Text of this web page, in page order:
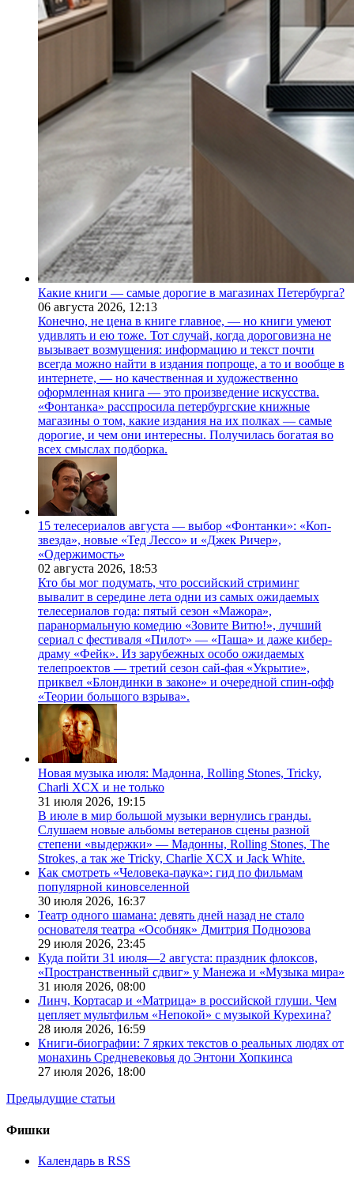
Какие книги — самые дорогие в магазинах Петербурга?
06 августа 2026, 12:13
Конечно, не цена в книге главное, — но книги умеют
удивлять и ею тоже. Тот случай, когда дороговизна не
вызывает возмущения: информацию и текст почти
всегда можно найти в издания попроще, а то и вообще в
интернете, — но качественная и художественно
оформленная книга — это произведение искусства.
«Фонтанка» расспросила петербургские книжные
магазины о том, какие издания на их полках — самые
дорогие, и чем они интересны. Получилась богатая во
всех смыслах подборка.
15 телесериалов августа — выбор «Фонтанки»: «Коп-
звезда», новые «Тед Лессо» и «Джек Ричер»,
«Одержимость»
02 августа 2026, 18:53
Кто бы мог подумать, что российский стриминг
вывалит в середине лета одни из самых ожидаемых
телесериалов года: пятый сезон «Мажора»,
паранормальную комедию «Зовите Витю!», лучший
сериал с фестиваля «Пилот» — «Паша» и даже кибер-
драму «Фейк». Из зарубежных особо ожидаемых
телепроектов — третий сезон сай-фая «Укрытие»,
приквел «Блондинки в законе» и очередной спин-офф
«Теории большого взрыва».
Новая музыка июля: Мадонна, Rolling Stones, Tricky,
Charli XCX и не только
31 июля 2026, 19:15
В июле в мир большой музыки вернулись гранды.
Слушаем новые альбомы ветеранов сцены разной
степени «выдержки» — Мадонны, Rolling Stones, The
Strokes, а так же Tricky, Charlie XCX и Jack White.
Как смотреть «Человека-паука»: гид по фильмам
популярной киновселенной
30 июля 2026, 16:37
Театр одного шамана: девять дней назад не стало
основателя театра «Особняк» Дмитрия Поднозова
29 июля 2026, 23:45
Куда пойти 31 июля—2 августа: праздник флоксов,
«Пространственный сдвиг» у Манежа и «Музыка мира»
31 июля 2026, 08:00
Линч, Кортасар и «Матрица» в российской глуши. Чем
цепляет мультфильм «Непокой» с музыкой Курехина?
28 июля 2026, 16:59
Книги-биографии: 7 ярких текстов о реальных людях от
монахинь Средневековья до Энтони Хопкинса
27 июля 2026, 18:00
Предыдущие статьи
Фишки
Календарь в RSS